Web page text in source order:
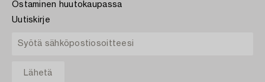
Ostaminen huutokaupassa
Uutiskirje